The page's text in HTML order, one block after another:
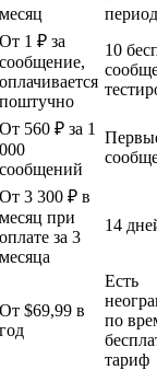
месяц
период
От 1 ₽ за
сообщение,
оплачивается
поштучно
10
От 560 ₽ за 1
000
сообщений
От 3 300 ₽ в
месяц при
оплате за 3
месяца
14
От $69,99 в
год
Есть
по
тариф